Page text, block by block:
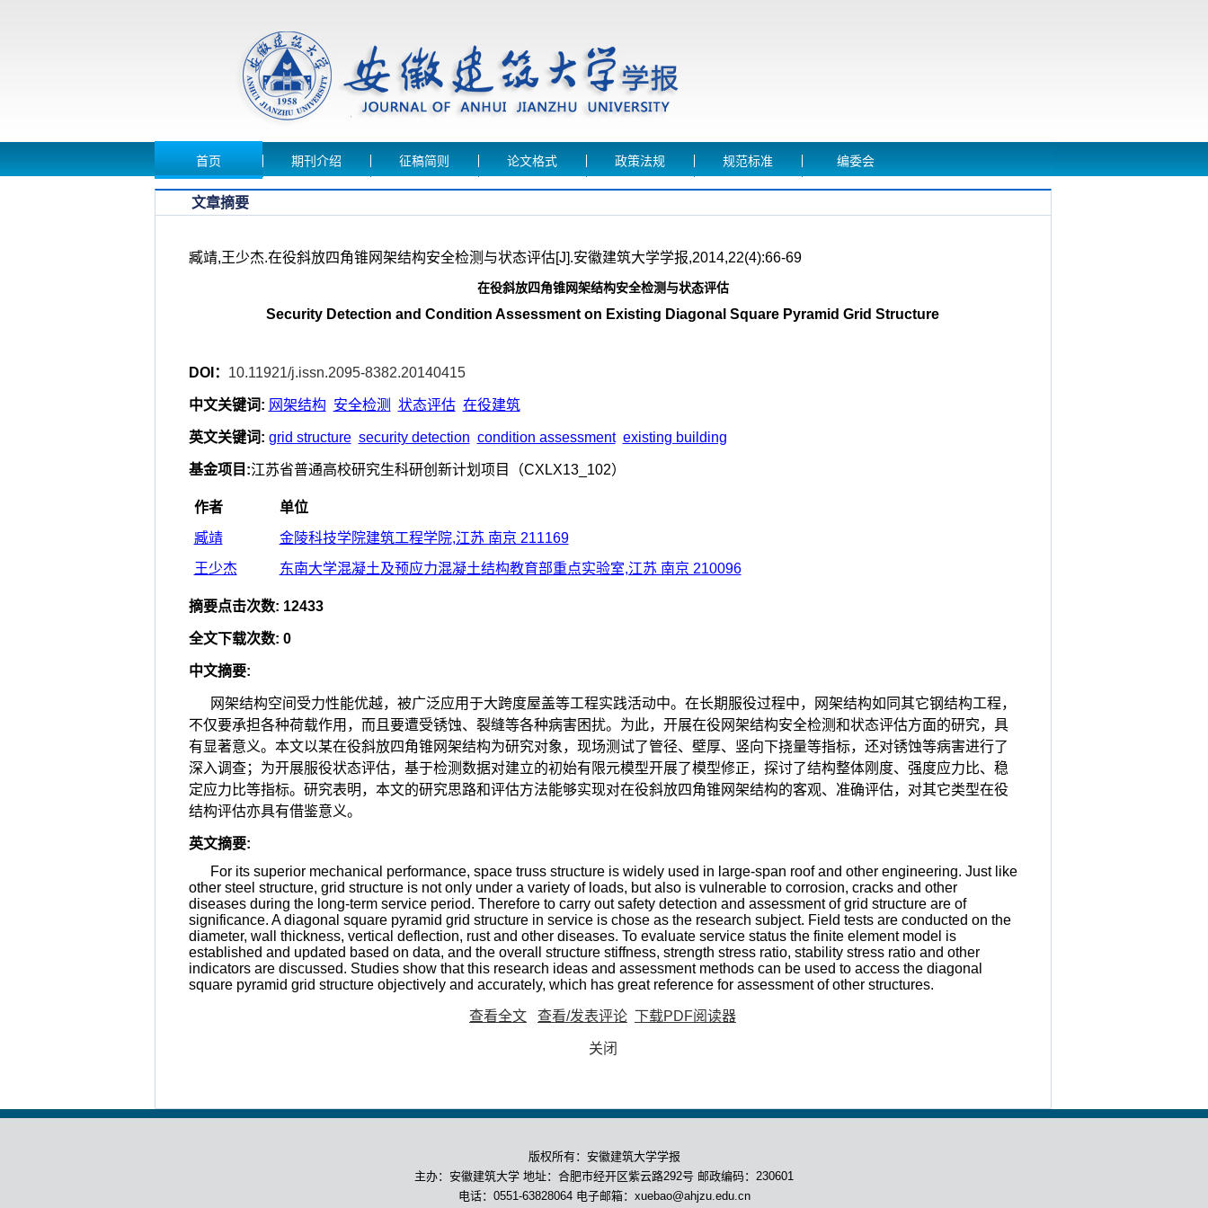
首页 期刊介绍 征稿简则 论文格式 政策法规 规范标准 编委会
文章摘要
臧靖,王少杰.在役斜放四角锥网架结构安全检测与状态评估[J].安徽建筑大学学报,2014,22(4):66-69
在役斜放四角锥网架结构安全检测与状态评估
Security Detection and Condition Assessment on Existing Diagonal Square Pyramid Grid Structure
DOI： 10.11921/j.issn.2095-8382.20140415
中文关键词: 网架结构 安全检测 状态评估 在役建筑
英文关键词: grid structure security detection condition assessment existing building
基金项目 :江苏省普通高校研究生科研创新计划项目（CXLX13_102）
作者
单位
臧靖
金陵科技学院建筑工程学院,江苏 南京 211169
王少杰
东南大学混凝土及预应力混凝土结构教育部重点实验室,江苏 南京 210096
摘要点击次数: 12433
全文下载次数: 0
中文摘要:
网架结构空间受力性能优越，被广泛应用于大跨度屋盖等工程实践活动中。在长期服役过程中，网架结构如同其它钢结构工程，
不仅要承担各种荷载作用，而且要遭受锈蚀、裂缝等各种病害困扰。为此，开展在役网架结构安全检测和状态评估方面的研究，具
有显著意义。本文以某在役斜放四角锥网架结构为研究对象，现场测试了管径、壁厚、竖向下挠量等指标，还对锈蚀等病害进行了
深入调查；为开展服役状态评估，基于检测数据对建立的初始有限元模型开展了模型修正，探讨了结构整体刚度、强度应力比、稳
定应力比等指标。研究表明，本文的研究思路和评估方法能够实现对在役斜放四角锥网架结构的客观、准确评估，对其它类型在役
结构评估亦具有借鉴意义。
英文摘要:
For its superior mechanical performance, space truss structure is widely used in large-span roof and other engineering. Just like
other steel structure, grid structure is not only under a variety of loads, but also is vulnerable to corrosion, cracks and other
diseases during the long-term service period. Therefore to carry out safety detection and assessment of grid structure are of
significance. A diagonal square pyramid grid structure in service is chose as the research subject. Field tests are conducted on the
diameter, wall thickness, vertical deflection, rust and other diseases. To evaluate service status the finite element model is
established and updated based on data, and the overall structure stiffness, strength stress ratio, stability stress ratio and other
indicators are discussed. Studies show that this research ideas and assessment methods can be used to access the diagonal
square pyramid grid structure objectively and accurately, which has great reference for assessment of other structures.
查看全文 查看/发表评论 下载PDF阅读器
关闭
版权所有：安徽建筑大学学报
主办：安徽建筑大学 地址：合肥市经开区紫云路292号 邮政编码：230601
电话：0551-63828064 电子邮箱：xuebao@ahjzu.edu.cn